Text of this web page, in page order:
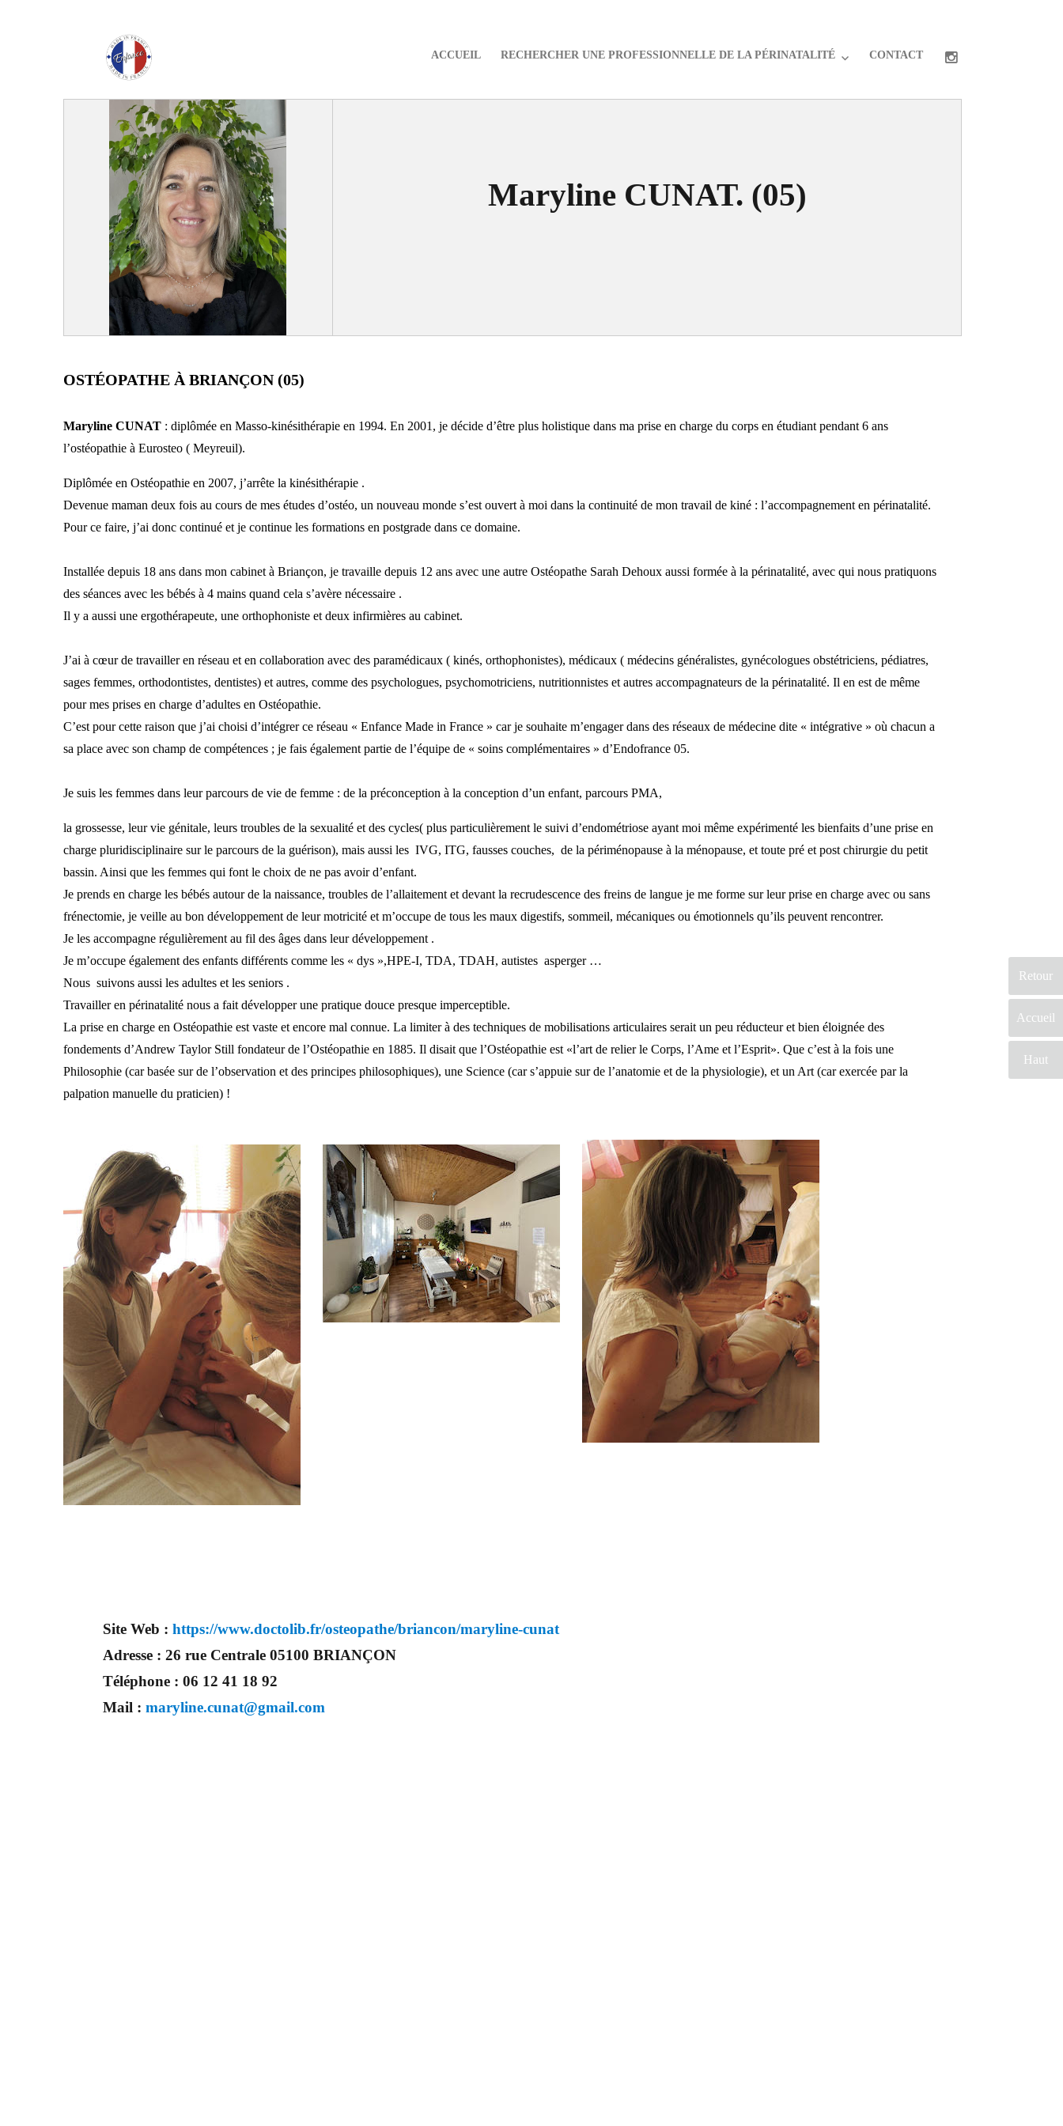
Enfance Made in France
ACCUEIL RECHERCHER UNE PROFESSIONNELLE DE LA PÉRINATALITÉ CONTACT
Retour
Accueil
Haut
Maryline CUNAT. (05)
OSTÉOPATHE À BRIANÇON (05)
Maryline CUNAT : diplômée en Masso-kinésithérapie en 1994. En 2001, je décide d’être plus holistique dans ma prise en charge du corps en étudiant pendant 6 ans
l’ostéopathie à Eurosteo ( Meyreuil).
Diplômée en Ostéopathie en 2007, j’arrête la kinésithérapie .
Devenue maman deux fois au cours de mes études d’ostéo, un nouveau monde s’est ouvert à moi dans la continuité de mon travail de kiné : l’accompagnement en périnatalité.
Pour ce faire, j’ai donc continué et je continue les formations en postgrade dans ce domaine.
Installée depuis 18 ans dans mon cabinet à Briançon, je travaille depuis 12 ans avec une autre Ostéopathe Sarah Dehoux aussi formée à la périnatalité, avec qui nous pratiquons
des séances avec les bébés à 4 mains quand cela s’avère nécessaire .
Il y a aussi une ergothérapeute, une orthophoniste et deux infirmières au cabinet.
J’ai à cœur de travailler en réseau et en collaboration avec des paramédicaux ( kinés, orthophonistes), médicaux ( médecins généralistes, gynécologues obstétriciens, pédiatres,
sages femmes, orthodontistes, dentistes) et autres, comme des psychologues, psychomotriciens, nutritionnistes et autres accompagnateurs de la périnatalité. Il en est de même
pour mes prises en charge d’adultes en Ostéopathie.
C’est pour cette raison que j’ai choisi d’intégrer ce réseau « Enfance Made in France » car je souhaite m’engager dans des réseaux de médecine dite « intégrative » où chacun a
sa place avec son champ de compétences ; je fais également partie de l’équipe de « soins complémentaires » d’Endofrance 05.
Je suis les femmes dans leur parcours de vie de femme : de la préconception à la conception d’un enfant, parcours PMA,
la grossesse, leur vie génitale, leurs troubles de la sexualité et des cycles( plus particulièrement le suivi d’endométriose ayant moi même expérimenté les bienfaits d’une prise en
charge pluridisciplinaire sur le parcours de la guérison), mais aussi les IVG, ITG, fausses couches, de la périménopause à la ménopause, et toute pré et post chirurgie du petit
bassin. Ainsi que les femmes qui font le choix de ne pas avoir d’enfant.
Je prends en charge les bébés autour de la naissance, troubles de l’allaitement et devant la recrudescence des freins de langue je me forme sur leur prise en charge avec ou sans
frénectomie, je veille au bon développement de leur motricité et m’occupe de tous les maux digestifs, sommeil, mécaniques ou émotionnels qu’ils peuvent rencontrer.
Je les accompagne régulièrement au fil des âges dans leur développement .
Je m’occupe également des enfants différents comme les « dys »,HPE-I, TDA, TDAH, autistes asperger …
Nous suivons aussi les adultes et les seniors .
Travailler en périnatalité nous a fait développer une pratique douce presque imperceptible.
La prise en charge en Ostéopathie est vaste et encore mal connue. La limiter à des techniques de mobilisations articulaires serait un peu réducteur et bien éloignée des
fondements d’Andrew Taylor Still fondateur de l’Ostéopathie en 1885. Il disait que l’Ostéopathie est «l’art de relier le Corps, l’Ame et l’Esprit». Que c’est à la fois une
Philosophie (car basée sur de l’observation et des principes philosophiques), une Science (car s’appuie sur de l’anatomie et de la physiologie), et un Art (car exercée par la
palpation manuelle du praticien) !
Site Web :https://www.doctolib.fr/osteopathe/briancon/maryline-cunat
Adresse :26 rue Centrale 05100 BRIANÇON
Téléphone :06 12 41 18 92
Mail :maryline.cunat@gmail.com